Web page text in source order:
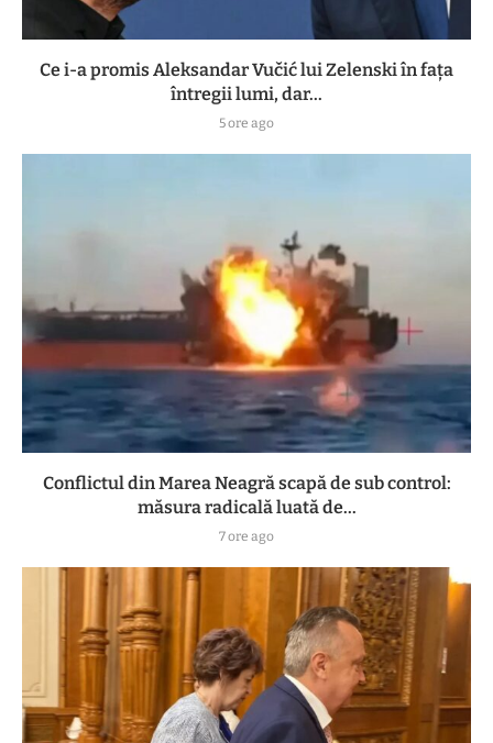
Ce i-a promis Aleksandar Vučić lui Zelenski în fața
întregii lumi, dar...
5 ore ago
Conflictul din Marea Neagră scapă de sub control:
măsura radicală luată de...
7 ore ago